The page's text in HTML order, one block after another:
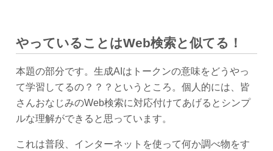
やっていることはWeb検索と似てる！
本題の部分です。生成AIはトークンの意味をどうやっ
て学習してるの？？？というところ。個人的には、皆
さんおなじみのWeb検索に対応付けてあげるとシンプ
ルな理解ができると思っています。
これは普段、インターネットを使って何か調べ物をす